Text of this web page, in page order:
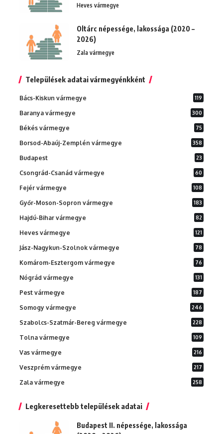
Heves vármegye
Oltárc népessége, lakossága (2020 –
2026)
Zala vármegye
Települések adatai vármegyénkként
Bács-Kiskun vármegye 119
Baranya vármegye 300
Békés vármegye 75
Borsod-Abaúj-Zemplén vármegye 358
Budapest 23
Csongrád-Csanád vármegye 60
Fejér vármegye 108
Győr-Moson-Sopron vármegye 183
Hajdú-Bihar vármegye 82
Heves vármegye 121
Jász-Nagykun-Szolnok vármegye 78
Komárom-Esztergom vármegye 76
Nógrád vármegye 131
Pest vármegye 187
Somogy vármegye 246
Szabolcs-Szatmár-Bereg vármegye 228
Tolna vármegye 109
Vas vármegye 216
Veszprém vármegye 217
Zala vármegye 258
Legkeresettebb települések adatai
Budapest II. népessége, lakossága